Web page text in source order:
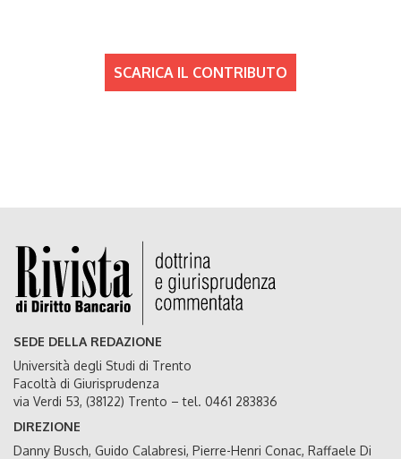
SCARICA IL CONTRIBUTO
SEDE DELLA REDAZIONE
Università degli Studi di Trento
Facoltà di Giurisprudenza
via Verdi 53, (38122) Trento – tel. 0461 283836
DIREZIONE
Danny Busch, Guido Calabresi, Pierre-Henri Conac, Raffaele Di